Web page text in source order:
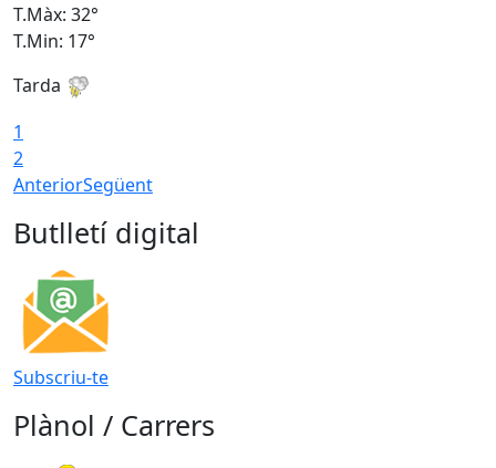
T.Màx: 32°
T.Min: 17°
Tarda
1
2
AnteriorSegüent
Butlletí digital
Subscriu-te
Plànol / Carrers